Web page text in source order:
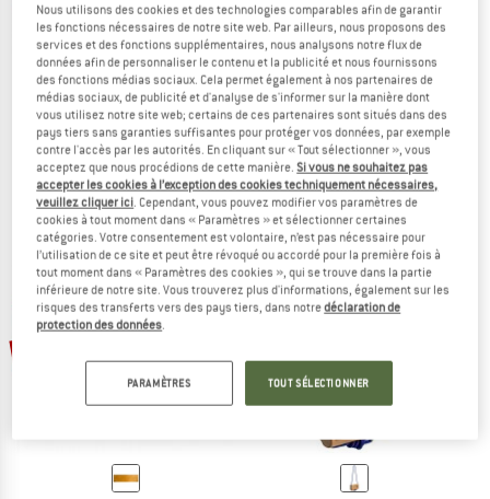
METOLIUS
Screw-On Footholds
Prises d'escalade
29,95 €25,46 €
1,0(2)
METOLIUS
Bouldering Set Blue Ribbon
Prises d'escalade
59,95 €50,96 €
(0)
Nous utilisons des cookies et des technologies comparables afin de garantir
les fonctions nécessaires de notre site web. Par ailleurs, nous proposons des
services et des fonctions supplémentaires, nous analysons notre flux de
données afin de personnaliser le contenu et la publicité et nous fournissons
des fonctions médias sociaux. Cela permet également à nos partenaires de
médias sociaux, de publicité et d'analyse de s'informer sur la manière dont
vous utilisez notre site web; certains de ces partenaires sont situés dans des
pays tiers sans garanties suffisantes pour protéger vos données, par exemple
contre l'accès par les autorités. En cliquant sur « Tout sélectionner », vous
acceptez que nous procédions de cette manière.Si vous ne souhaitez pas
accepter les cookies à l’exception des cookies techniquement nécessaires,
veuillez cliquer ici. Cependant, vous pouvez modifier vos paramètres de
cookies à tout moment dans « Paramètres » et sélectionner certaines
catégories. Votre consentement est volontaire, n’est pas nécessaire pour
l’utilisation de ce site et peut être révoqué ou accordé pour la première fois à
tout moment dans « Paramètres des cookies », qui se trouve dans la partie
inférieure de notre site. Vous trouverez plus d'informations, également sur les
risques des transferts vers des pays tiers, dans notredéclaration de
protection des données.
PARAMÈTRES TOUT SÉLECTIONNER